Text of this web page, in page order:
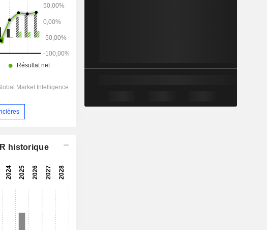
69 727 55 665
-15,55% -20,17%
11,3x 10,6x
1,39x
-10,94x
2,46x
4,24x
4,52x 3,76x
0,9049
1,92%
historique